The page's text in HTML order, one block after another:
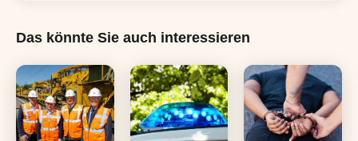
Das könnte Sie auch interessieren